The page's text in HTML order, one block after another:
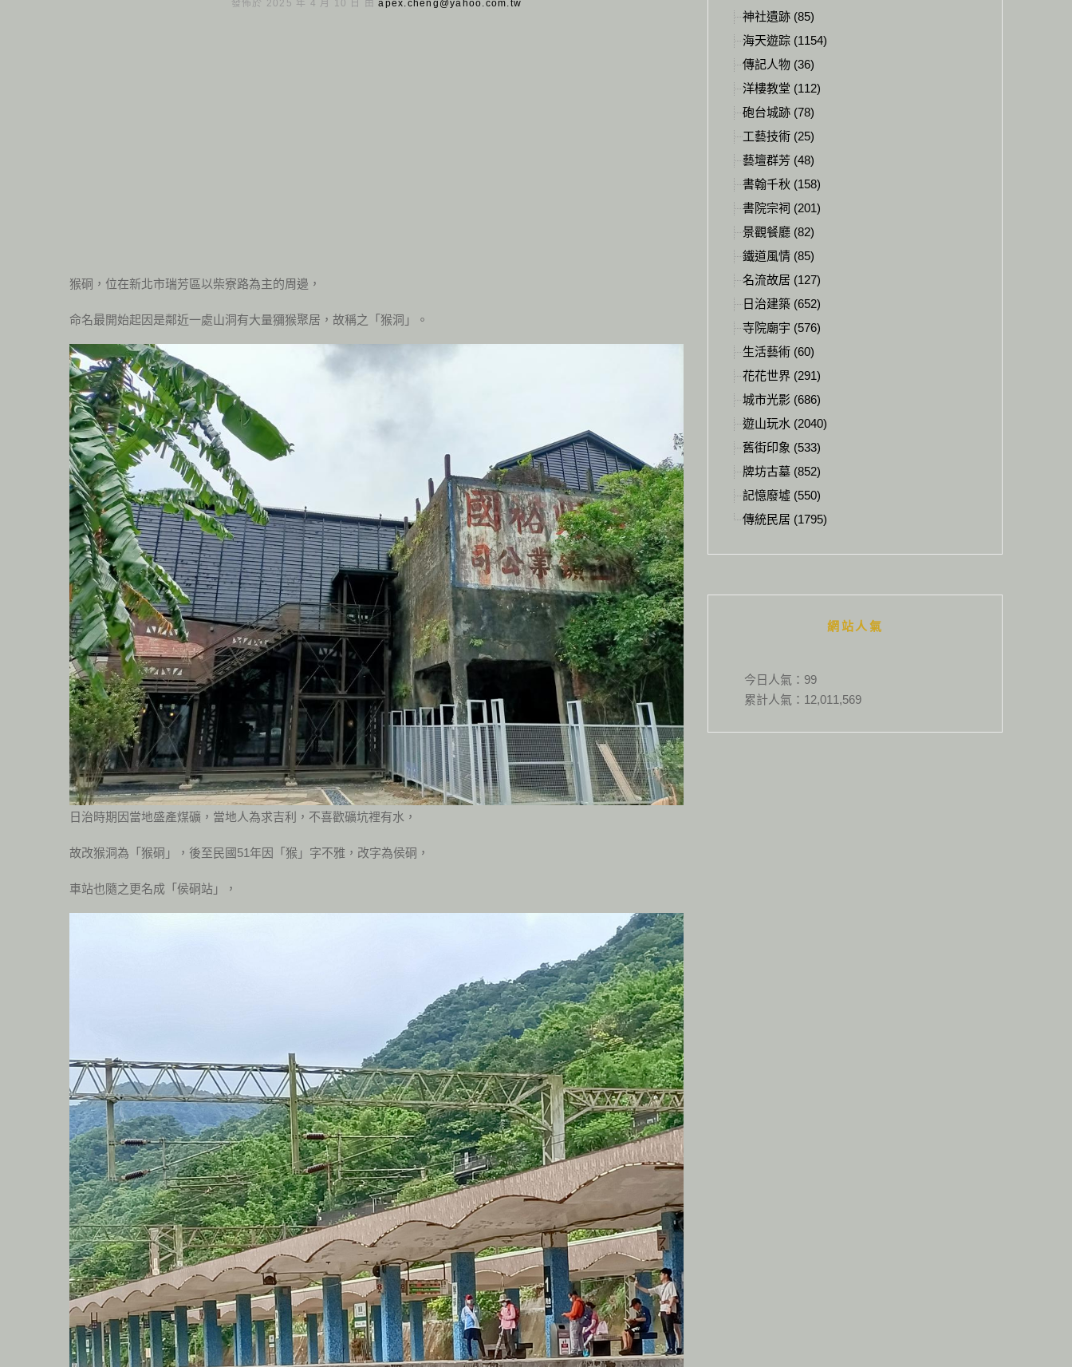
發佈於 2025 年 4 月 10 日 由apex.cheng@yahoo.com.tw
猴硐，位在新北市瑞芳區以柴寮路為主的周邊，
命名最開始起因是鄰近一處山洞有大量獼猴聚居，故稱之「猴洞」。
日治時期因當地盛產煤礦，當地人為求吉利，不喜歡礦坑裡有水，
故改猴洞為「猴硐」，後至民國51年因「猴」字不雅，改字為侯硐，
車站也隨之更名成「侯硐站」，
神社遺跡 (85)
海天遊踪 (1154)
傳記人物 (36)
洋樓教堂 (112)
砲台城跡 (78)
工藝技術 (25)
藝壇群芳 (48)
書翰千秋 (158)
書院宗祠 (201)
景觀餐廳 (82)
鐵道風情 (85)
名流故居 (127)
日治建築 (652)
寺院廟宇 (576)
生活藝術 (60)
花花世界 (291)
城市光影 (686)
遊山玩水 (2040)
舊街印象 (533)
牌坊古墓 (852)
記憶廢墟 (550)
傳統民居 (1795)
網站人氣
今日人氣： 99
累計人氣： 12,011,569